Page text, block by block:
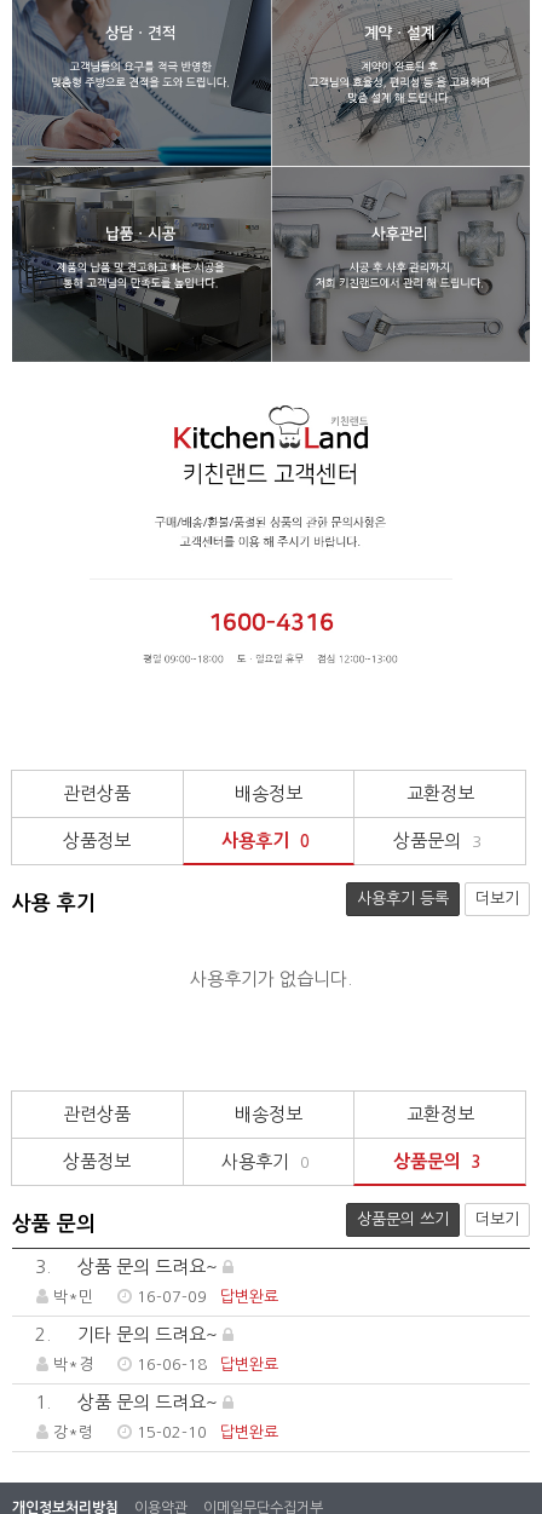
관련상품 배송정보 교환정보
상품정보 사용후기 0 상품문의 3
사용 후기 사용후기 등록 더보기
사용후기가 없습니다.
관련상품 배송정보 교환정보
상품정보 사용후기 0 상품문의 3
상품 문의 상품문의 쓰기 더보기
3. 상품 문의 드려요~
박*민 16-07-09 답변완료
2. 기타 문의 드려요~
박*경 16-06-18 답변완료
1. 상품 문의 드려요~
강*령 15-02-10 답변완료
개인정보처리방침 이용약관 이메일무단수집거부